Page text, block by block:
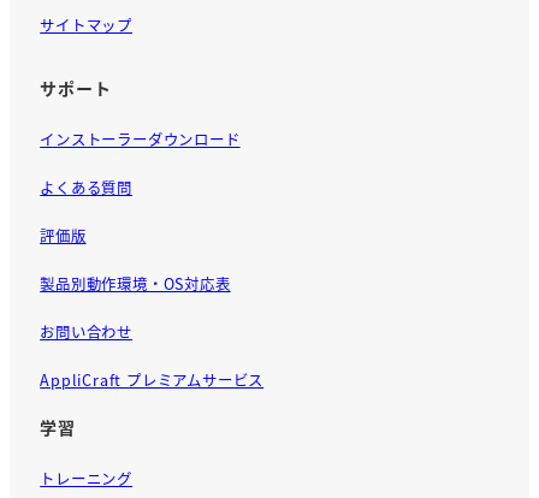
サイトマップ
サポート
インストーラーダウンロード
よくある質問
評価版
製品別動作環境・OS対応表
お問い合わせ
AppliCraft プレミアムサービス
学習
トレーニング